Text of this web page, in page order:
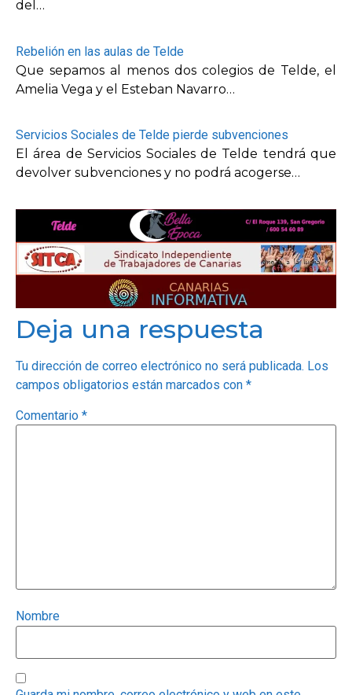
del…
Rebelión en las aulas de Telde
Que sepamos al menos dos colegios de Telde, el
Amelia Vega y el Esteban Navarro…
Servicios Sociales de Telde pierde subvenciones
El área de Servicios Sociales de Telde tendrá que
devolver subvenciones y no podrá acogerse…
Deja una respuesta
Tu dirección de correo electrónico no será publicada. Los
campos obligatorios están marcados con *
Comentario *
Nombre